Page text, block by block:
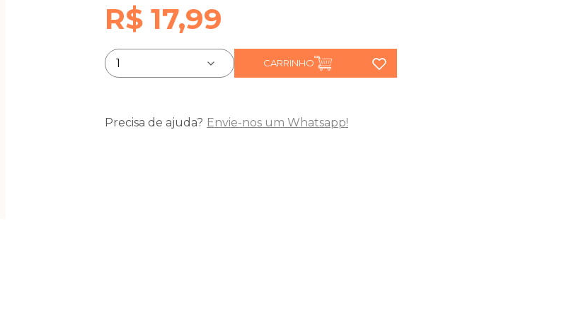
R$ 17,99
CARRINHO
Precisa de ajuda? Envie-nos um Whatsapp!